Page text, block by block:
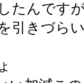
たんです
引きづら